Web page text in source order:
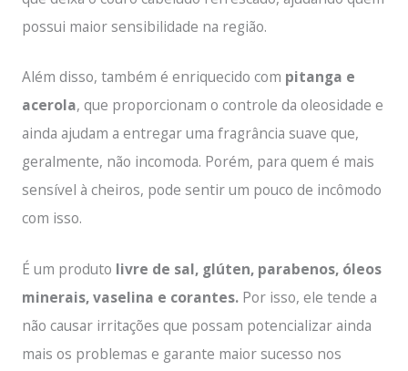
possui maior sensibilidade na região.
Além disso, também é enriquecido com pitanga e
acerola, que proporcionam o controle da oleosidade e
ainda ajudam a entregar uma fragrância suave que,
geralmente, não incomoda. Porém, para quem é mais
sensível à cheiros, pode sentir um pouco de incômodo
com isso.
É um produto livre de sal, glúten, parabenos, óleos
minerais, vaselina e corantes.Por isso, ele tende a
não causar irritações que possam potencializar ainda
mais os problemas e garante maior sucesso nos